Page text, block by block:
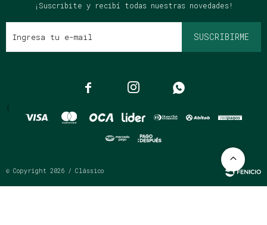
¡Suscribite y recibí todas nuestras novedades!
SUSCRIBIRME
  
{
© Copyright 2026 / Clássico